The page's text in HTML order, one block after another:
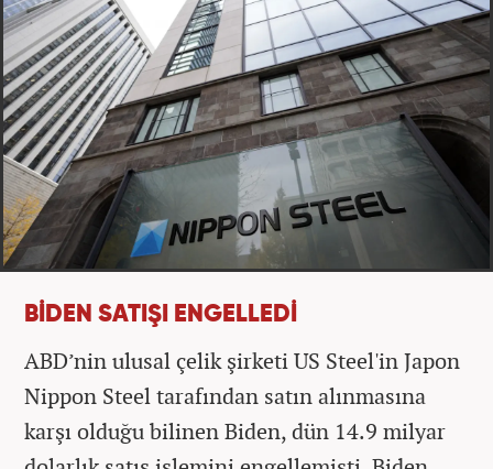
BİDEN SATIŞI ENGELLEDİ
ABD’nin ulusal çelik şirketi US Steel'in Japon
Nippon Steel tarafından satın alınmasına
karşı olduğu bilinen Biden, dün 14.9 milyar